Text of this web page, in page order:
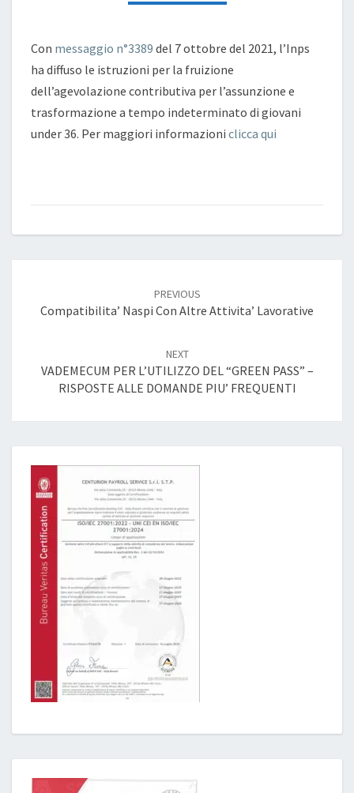
Con messaggio n°3389 del 7 ottobre del 2021, l’Inps
ha diffuso le istruzioni per la fruizione
dell’agevolazione contributiva per l’assunzione e
trasformazione a tempo indeterminato di giovani
under 36. Per maggiori informazioni clicca qui
PREVIOUS
Compatibilita’ Naspi Con Altre Attivita’ Lavorative
NEXT
VADEMECUM PER L’UTILIZZO DEL “GREEN PASS” –
RISPOSTE ALLE DOMANDE PIU’ FREQUENTI